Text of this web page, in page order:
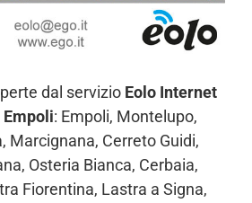
dal servizio Eolo Internet
: Empoli, Montelupo,
Marcignana, Cerreto Guidi,
Osteria Bianca, Cerbaia,
Fiorentina, Lastra a Signa,